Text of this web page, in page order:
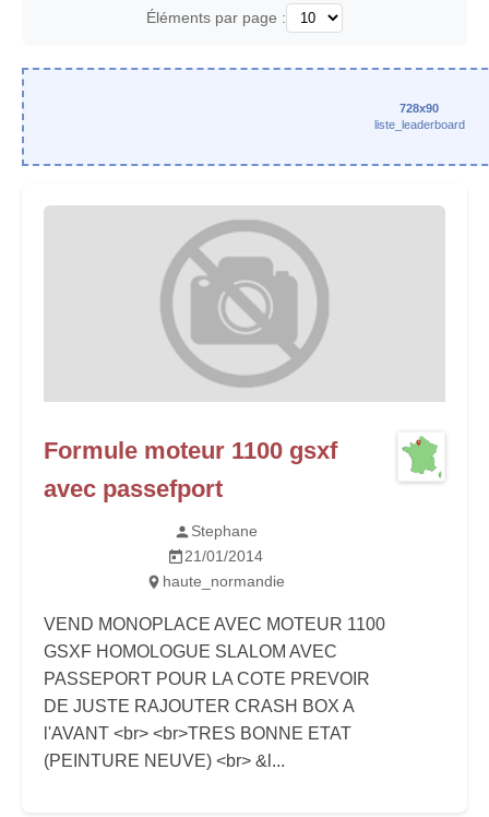
Éléments par page :
728x90
liste_leaderboard
Formule moteur 1100 gsxf
avec passefport
Stephane
21/01/2014
haute_normandie
VEND MONOPLACE AVEC MOTEUR 1100
GSXF HOMOLOGUE SLALOM AVEC
PASSEPORT POUR LA COTE PREVOIR
DE JUSTE RAJOUTER CRASH BOX A
l'AVANT <br> <br>TRES BONNE ETAT
(PEINTURE NEUVE) <br> &l...